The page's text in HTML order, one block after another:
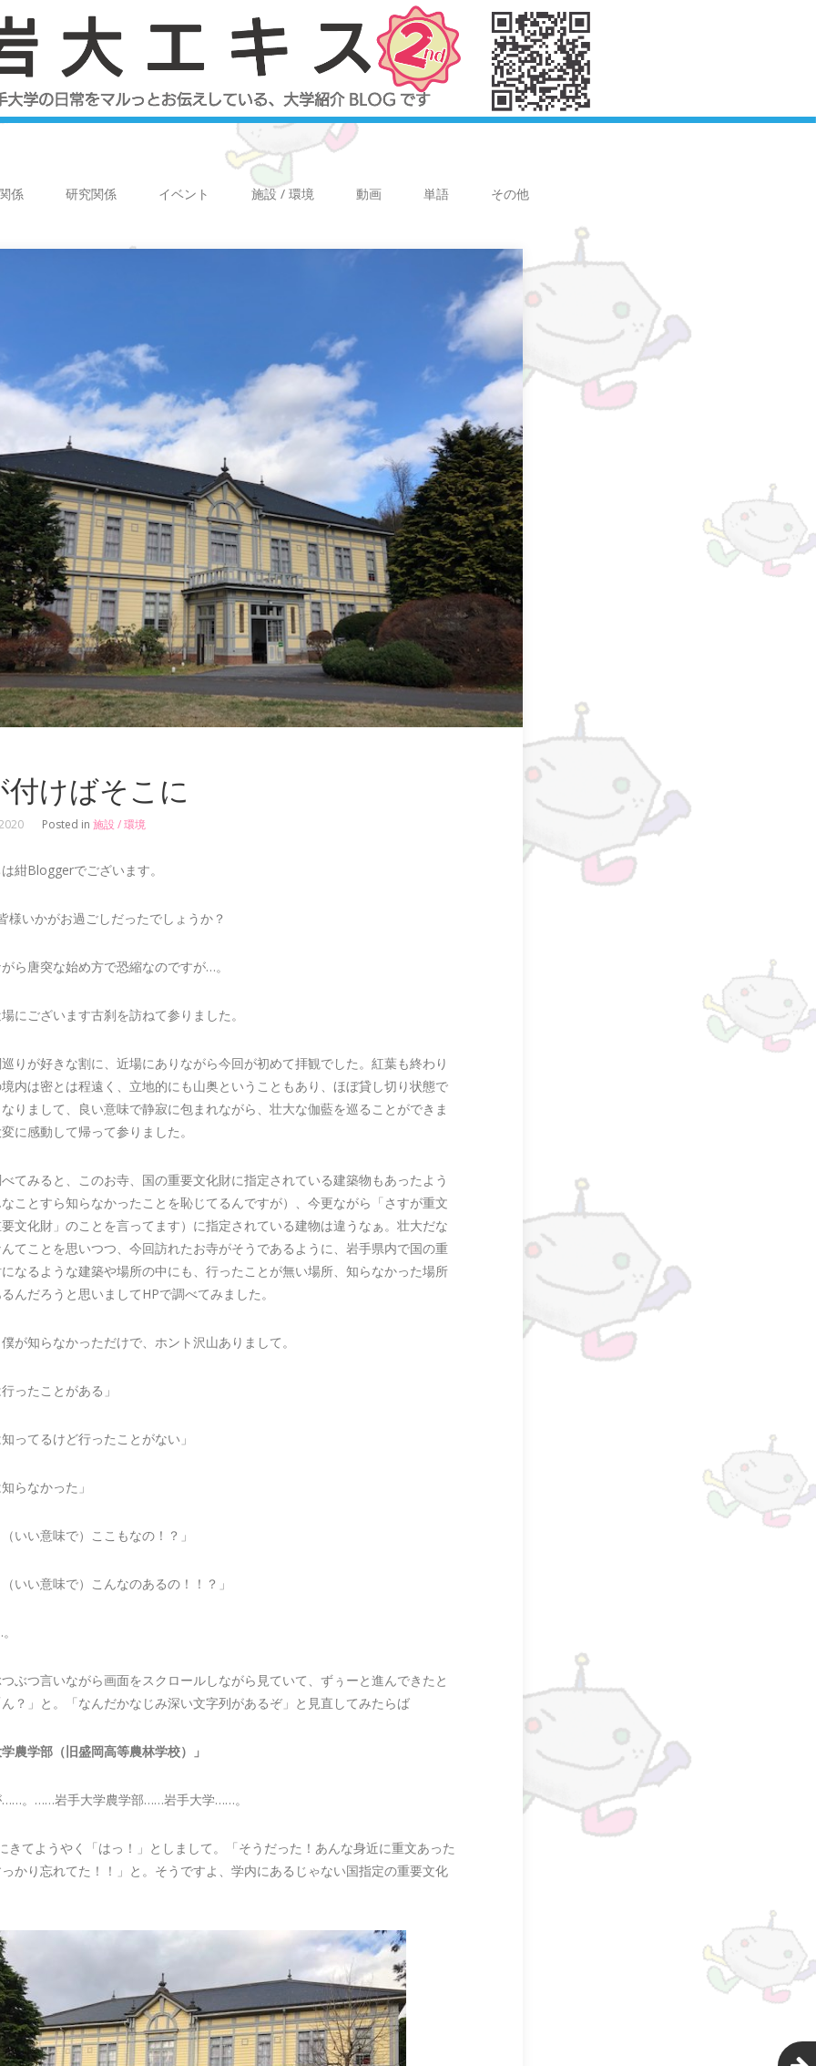
係 研究関係 イベント 施設 / 環境 動画 単語 その他
付けばそこに
Posted in 施設 / 環境
紺Bloggerでございます。
様いかがお過ごしだったでしょうか？
ら唐突な始め方で恐縮なのですが…。
にございます古刹を訪ねて参りました。
りが好きな割に、近場にありながら今回が初めて拝観でした。紅葉も終わり
内は密とは程遠く、立地的にも山奥ということもあり、ほぼ貸し切り状態で
りまして、良い意味で静寂に包まれながら、壮大な伽藍を巡ることができま
に感動して帰って参りました。
てみると、このお寺、国の重要文化財に指定されている建築物もあったよう
ことすら知らなかったことを恥じてるんですが）、今更ながら「さすが重文
文化財」のことを言ってます）に指定されている建物は違うなぁ。壮大だな
てことを思いつつ、今回訪れたお寺がそうであるように、岩手県内で国の重
なるような建築や場所の中にも、行ったことが無い場所、知らなかった場所
んだろうと思いましてHPで調べてみました。
が知らなかっただけで、ホント沢山ありまして。
ったことがある」
ってるけど行ったことがない」
らなかった」
いい意味で）ここもなの！？」
いい意味で）こんなのあるの！！？」
ぶつ言いながら画面をスクロールしながら見ていて、ずぅーと進んできたと
？」と。「なんだかなじみ深い文字列があるぞ」と見直してみたらば
農学部（旧盛岡高等農林学校）」
……。……岩手大学農学部……岩手大学……。
てようやく「はっ！」としまして。「そうだった！あんな身近に重文あった
かり忘れてた！！」と。そうですよ、学内にあるじゃない国指定の重要文化